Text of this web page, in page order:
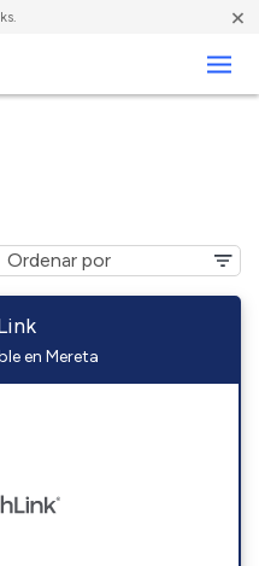
×
en Mereta